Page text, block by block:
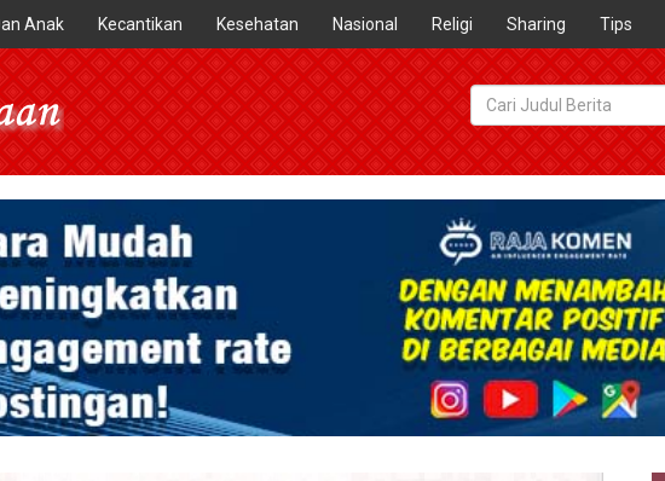
Anak Kecantikan Kesehatan Nasional Religi Sharing Tips